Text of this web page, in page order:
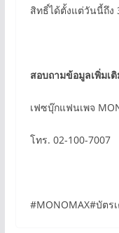
สิทธิ์ได้ตั้งแต่วันนี้ถึง
สอบถามข้อมูลเพิ่มเ
เฟซบุ๊กแฟนเพจ
โทร. 02-100-7007
#MONOMAX#บัตร